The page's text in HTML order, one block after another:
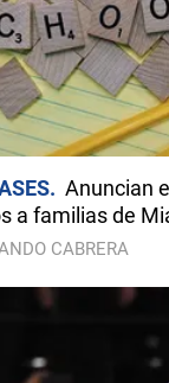
Anuncian
a familias de
CABRERA